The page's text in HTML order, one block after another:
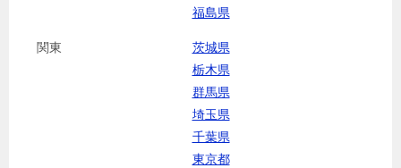
福島県
関東
茨城県
栃木県
群馬県
埼玉県
千葉県
東京都